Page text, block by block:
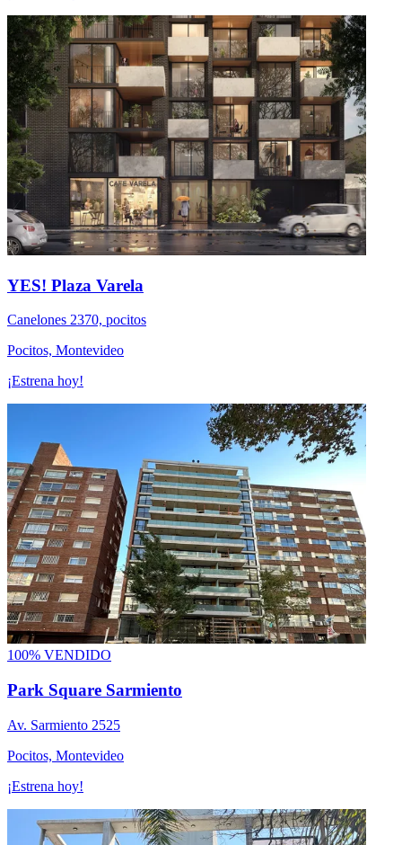
YES! Plaza Varela
Canelones 2370, pocitos
Pocitos, Montevideo
¡Estrena hoy!
100% VENDIDO
Park Square Sarmiento
Av. Sarmiento 2525
Pocitos, Montevideo
¡Estrena hoy!